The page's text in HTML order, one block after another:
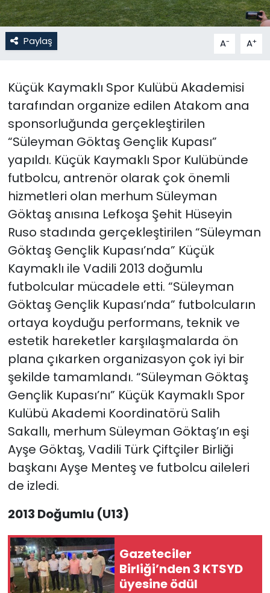
Paylaş A- A+
Küçük Kaymaklı Spor Kulübü Akademisi
tarafından organize edilen Atakom ana
sponsorluğunda gerçekleştirilen
“Süleyman Göktaş Gençlik Kupası”
yapıldı. Küçük Kaymaklı Spor Kulübünde
futbolcu, antrenör olarak çok önemli
hizmetleri olan merhum Süleyman
Göktaş anısına Lefkoşa Şehit Hüseyin
Ruso stadında gerçekleştirilen “Süleyman
Göktaş Gençlik Kupası’nda” Küçük
Kaymaklı ile Vadili 2013 doğumlu
futbolcular mücadele etti. “Süleyman
Göktaş Gençlik Kupası’nda” futbolcuların
ortaya koyduğu performans, teknik ve
estetik hareketler karşılaşmalarda ön
plana çıkarken organizasyon çok iyi bir
şekilde tamamlandı. “Süleyman Göktaş
Gençlik Kupası’nı” Küçük Kaymaklı Spor
Kulübü Akademi Koordinatörü Salih
Sakallı, merhum Süleyman Göktaş’ın eşi
Ayşe Göktaş, Vadili Türk Çiftçiler Birliği
başkanı Ayşe Menteş ve futbolcu aileleri
de izledi.
2013 Doğumlu (U13)
Gazeteciler
Birliği’nden 3 KTSYD
üyesine ödül
SAĞLIK
Spor
Teknoloji
TÜRKiYE
Video Galeri
YAŞAM
Yazarlar